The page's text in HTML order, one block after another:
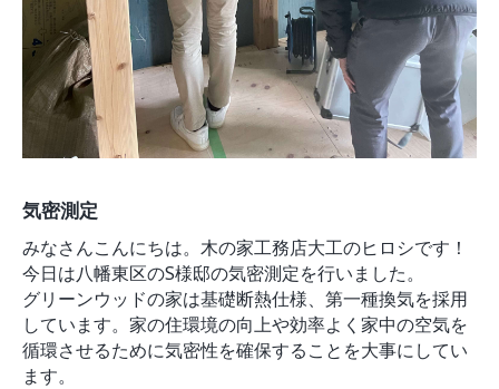
気密測定
みなさんこんにちは。木の家工務店大工のヒロシです！
今日は八幡東区のS様邸の気密測定を行いました。
グリーンウッドの家は基礎断熱仕様、第一種換気を採用
しています。家の住環境の向上や効率よく家中の空気を
循環させるために気密性を確保することを大事にしてい
ます。